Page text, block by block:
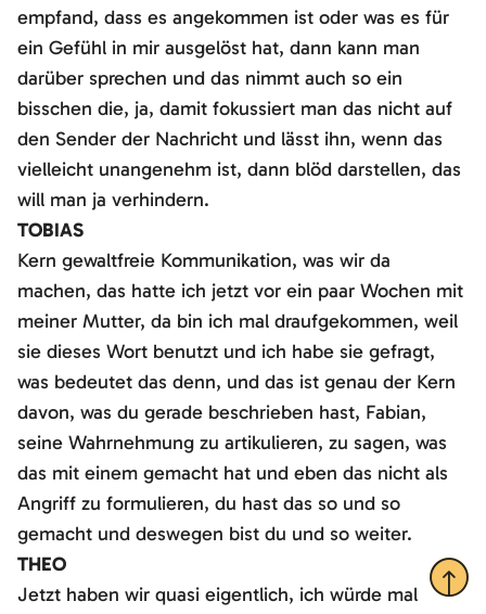
empfand, dass es angekommen ist oder was es für
ein Gefühl in mir ausgelöst hat, dann kann man
darüber sprechen und das nimmt auch so ein
bisschen die, ja, damit fokussiert man das nicht auf
den Sender der Nachricht und lässt ihn, wenn das
vielleicht unangenehm ist, dann blöd darstellen, das
will man ja verhindern.
TOBIAS
Kern gewaltfreie Kommunikation, was wir da
machen, das hatte ich jetzt vor ein paar Wochen mit
meiner Mutter, da bin ich mal draufgekommen, weil
sie dieses Wort benutzt und ich habe sie gefragt,
was bedeutet das denn, und das ist genau der Kern
davon, was du gerade beschrieben hast, Fabian,
seine Wahrnehmung zu artikulieren, zu sagen, was
das mit einem gemacht hat und eben das nicht als
Angriff zu formulieren, du hast das so und so
gemacht und deswegen bist du und so weiter.
THEO
Jetzt haben wir quasi eigentlich, ich würde mal
Nach